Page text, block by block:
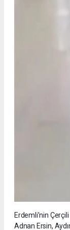
Erdemli’nin
Adnan Ersin,